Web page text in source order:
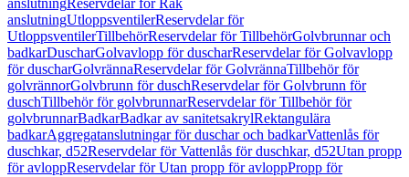
anslutningReservdelar för Rak
anslutningUtloppsventilerReservdelar för
UtloppsventilerTillbehörReservdelar för TillbehörGolvbrunnar och
badkarDuscharGolvavlopp för duscharReservdelar för Golvavlopp
för duscharGolvrännaReservdelar för GolvrännaTillbehör för
golvrännorGolvbrunn för duschReservdelar för Golvbrunn för
duschTillbehör för golvbrunnarReservdelar för Tillbehör för
golvbrunnarBadkarBadkar av sanitetsakrylRektangulära
badkarAggregatanslutningar för duschar och badkarVattenlås för
duschkar, d52Reservdelar för Vattenlås för duschkar, d52Utan propp
för avloppReservdelar för Utan propp för avloppPropp för